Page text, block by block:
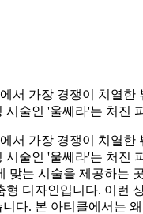
서 가장 경쟁이 치열
시술인 '울쎄라'는 처진
서 가장 경쟁이 치열
시술인 '울쎄라'는 처진
맞는 시술을 제공하는
형 디자인입니다. 이런
다. 본 아티클에서는